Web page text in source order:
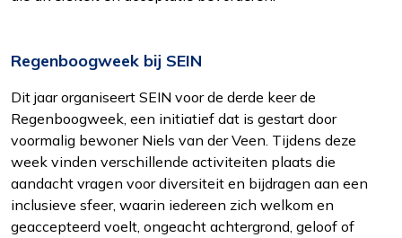
Regenboogweek bij SEIN
Dit jaar organiseert SEIN voor de derde keer de
Regenboogweek, een initiatief dat is gestart door
voormalig bewoner Niels van der Veen. Tijdens deze
week vinden verschillende activiteiten plaats die
aandacht vragen voor diversiteit en bijdragen aan een
inclusieve sfeer, waarin iedereen zich welkom en
geaccepteerd voelt, ongeacht achtergrond, geloof of